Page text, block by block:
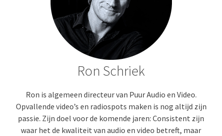
Ron Schriek
Ron is algemeen directeur van Puur Audio en Video.
Opvallende video’s en radiospots maken is nog altijd zijn
passie. Zijn doel voor de komende jaren: Consistent zijn
waar het de kwaliteit van audio en video betreft, maar